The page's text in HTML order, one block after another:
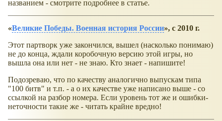
названием - смотрите подробнее в статье.
Великие Победы. Военная история России , с 2010 г.
Этот партворк уже закончился, вышел (насколько понимаю)
не до конца, ждали коробочную версию этой игры, но
вышла она или нет - не знаю. Кто знает - напишите!
Подозреваю, что по качеству аналогично выпускам типа
"100 битв" и т.п. - а о их качестве уже написано выше - со
ссылкой на разбор номера. Если уровень тот же и ошибки-
неточности такие же - читать крайне вредно!